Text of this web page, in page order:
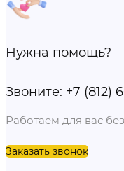
Нужна помощь?
Звоните: +7 (812)
Работаем для вас
Заказать звонок